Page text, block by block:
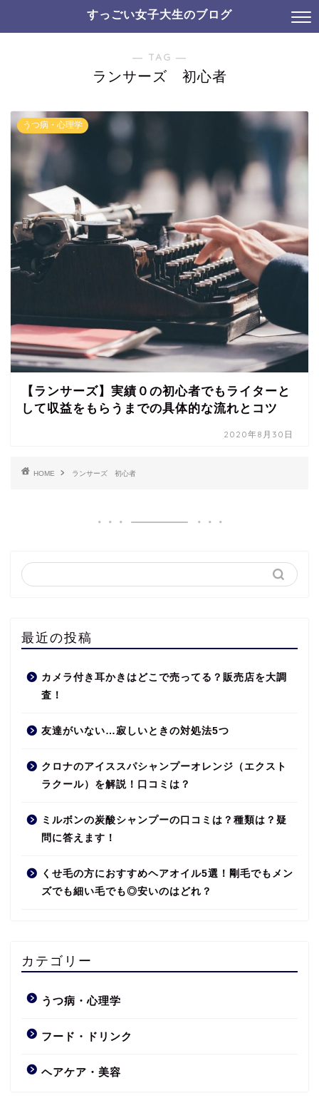
すっごい女子大生のブログ
― TAG ―
ランサーズ 初心者
うつ病・心理学
【ランサーズ】実績０の初心者でもライターと
して収益をもらうまでの具体的な流れとコツ
2020年8月30日
HOME ランサーズ 初心者
最近の投稿
カメラ付き耳かきはどこで売ってる？販売店を大調
査！
友達がいない…寂しいときの対処法5つ
クロナのアイススパシャンプーオレンジ（エクスト
ラクール）を解説！口コミは？
ミルボンの炭酸シャンプーの口コミは？種類は？疑
問に答えます！
くせ毛の方におすすめヘアオイル5選！剛毛でもメン
ズでも細い毛でも◎安いのはどれ？
カテゴリー
うつ病・心理学
フード・ドリンク
ヘアケア・美容